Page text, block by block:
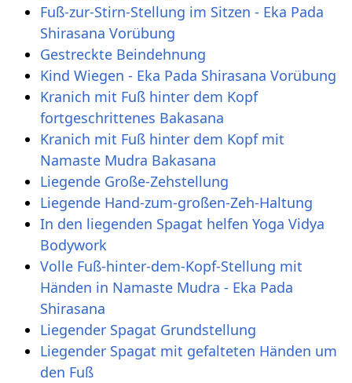
Fuß-zur-Stirn-Stellung im Sitzen - Eka Pada
Shirasana Vorübung
Gestreckte Beindehnung
Kind Wiegen - Eka Pada Shirasana Vorübung
Kranich mit Fuß hinter dem Kopf
fortgeschrittenes Bakasana
Kranich mit Fuß hinter dem Kopf mit
Namaste Mudra Bakasana
Liegende Große-Zehstellung
Liegende Hand-zum-großen-Zeh-Haltung
In den liegenden Spagat helfen Yoga Vidya
Bodywork
Volle Fuß-hinter-dem-Kopf-Stellung mit
Händen in Namaste Mudra - Eka Pada
Shirasana
Liegender Spagat Grundstellung
Liegender Spagat mit gefalteten Händen um
den Fuß